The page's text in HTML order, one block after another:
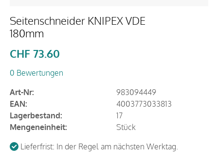
Seitenschneider KNIPEX VDE
180mm
CHF 73.60
0 Bewertungen
Art-Nr:
983094449
EAN:
4003773033813
Lagerbestand:
17
Mengeneinheit:
Stück
Lieferfrist: In der Regel am nächsten Werktag.